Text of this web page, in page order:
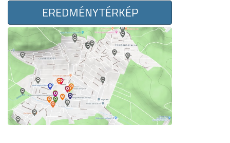
EREDMÉNYTÉRKÉP